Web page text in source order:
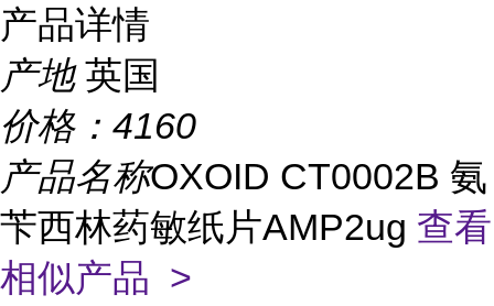
产品详情
产地 英国
价格： 4160
产品名称OXOID CT0002B 氨
苄西林药敏纸片AMP2ug 查看
相似产品 >